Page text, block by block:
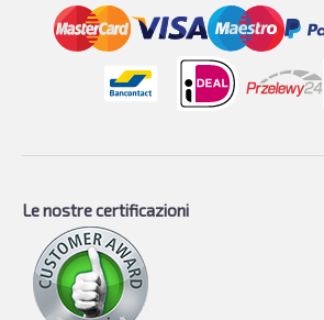
Le nostre certificazioni